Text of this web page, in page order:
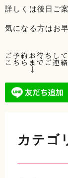
詳しくは後日ご
気になる方はお
ご予約お待ちし
こちらまでご連
↓
カテゴ